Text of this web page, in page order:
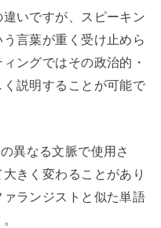
いですが、スピーキン
言葉が重く受け止めら
ングではその政治的・
説明することが可能で
異なる文脈で使用さ
きく変わることがあり
ランジストと似た単語